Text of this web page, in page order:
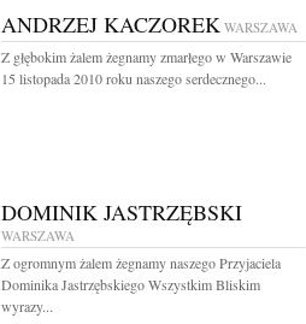
ANDRZEJ KACZOREK WARSZAWA
Z głębokim żalem żegnamy zmarłego w Warszawie
15 listopada 2010 roku naszego serdecznego...
DOMINIK JASTRZĘBSKI
WARSZAWA
Z ogromnym żalem żegnamy naszego Przyjaciela
Dominika Jastrzębskiego Wszystkim Bliskim
wyrazy...